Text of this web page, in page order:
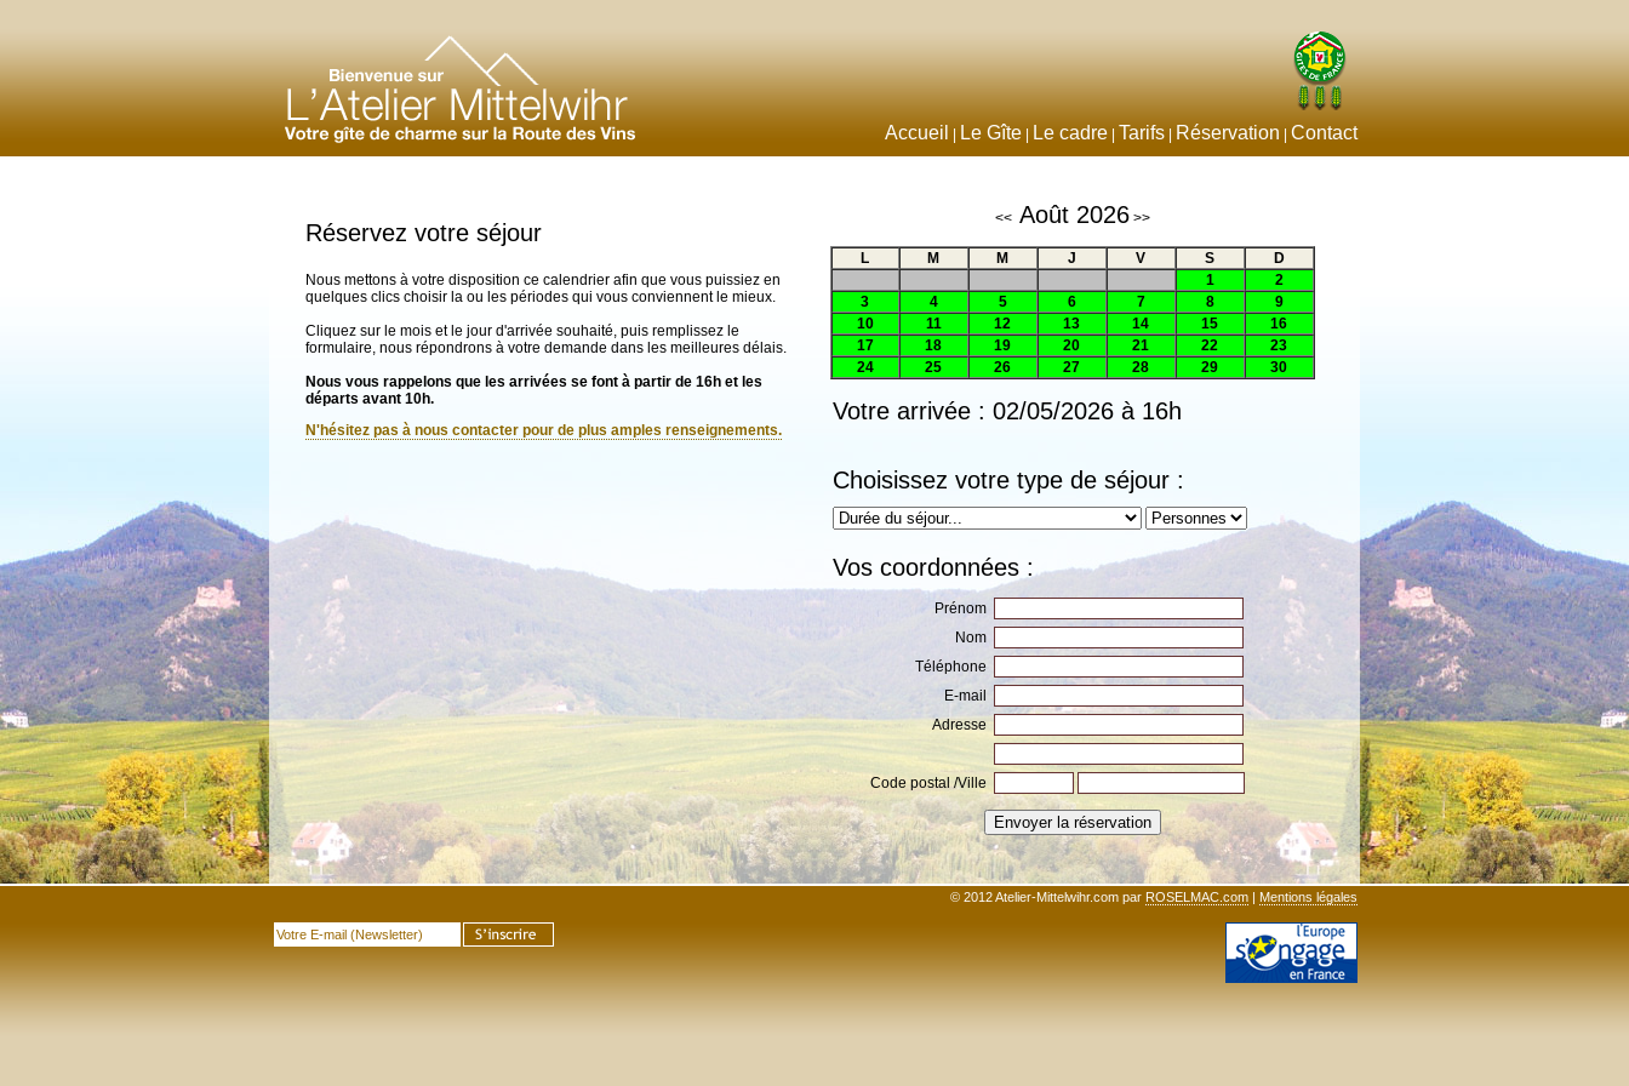
Accueil Le Gîte Le cadre Tarifs Réservation Contact
Réservez votre séjour
Nous mettons à votre disposition ce calendrier afin que vous puissiez en
quelques clics choisir la ou les périodes qui vous conviennent le mieux.
Cliquez sur le mois et le jour d'arrivée souhaité, puis remplissez le
formulaire, nous répondrons à votre demande dans les meilleures délais.
Nous vous rappelons que les arrivées se font à partir de 16h et les
départs avant 10h.
N'hésitez pas à nous contacter pour de plus amples renseignements.
<< Août 2026 >>
L M M J V S
D
1
2
3
4 5 6 7 8
9
10
11 12 13 14 15
16
17
18 19 20 21 22
23
24
25 26 27 28 29 30
Votre arrivée : 02/05/2026 à 16h
Choisissez votre type de séjour :
Vos coordonnées :
Prénom
Nom
Téléphone
E-mail
Adresse
Code postal /Ville
© 2012 Atelier-Mittelwihr.com par ROSELMAC.com | Mentions légales